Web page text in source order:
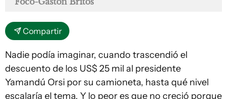
Compartir
Nadie podía imaginar, cuando trascendió el
descuento de los US$ 25 mil al presidente
Yamandú Orsi por su camioneta, hasta qué nivel
escalaría el tema. Y lo peor es que no creció porque